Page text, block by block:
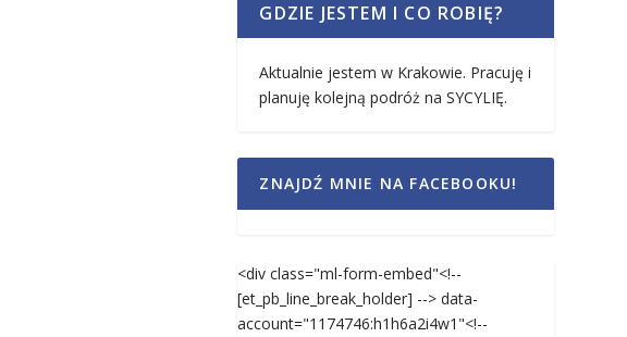
GDZIE JESTEM I CO ROBIĘ?
Aktualnie jestem w Krakowie. Pracuję i
planuję kolejną podróż na SYCYLIĘ.
ZNAJDŹ MNIE NA FACEBOOKU!
<div class="ml-form-embed"<!--
[et_pb_line_break_holder] --> data-
account="1174746:h1h6a2i4w1"<!--